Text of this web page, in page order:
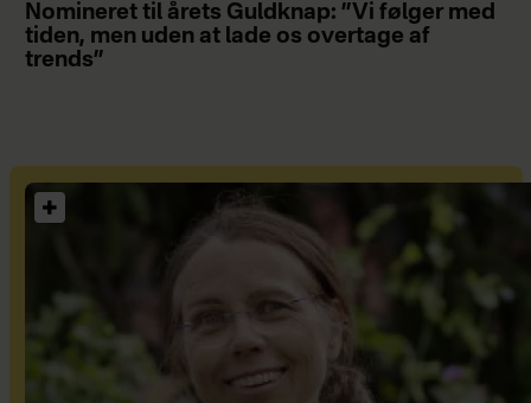
Nomineret til årets Guldknap: ”Vi følger med
tiden, men uden at lade os overtage af
trends”